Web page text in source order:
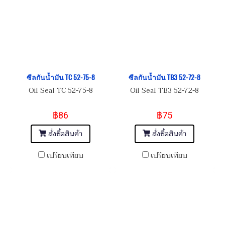
ซีลกันน้ำมัน TC 52-75-8
Oil Seal TC 52-75-8
฿86
สั่งซื้อสินค้า
เปรียบเทียบ
ซีลกันน้ำมัน TB3 52-72-8
Oil Seal TB3 52-72-8
฿75
สั่งซื้อสินค้า
เปรียบเทียบ